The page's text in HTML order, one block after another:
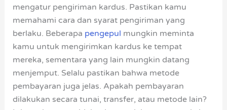
mengatur pengiriman kardus. Pastikan kamu
memahami cara dan syarat pengiriman yang
berlaku. Beberapa pengepul mungkin meminta
kamu untuk mengirimkan kardus ke tempat
mereka, sementara yang lain mungkin datang
menjemput. Selalu pastikan bahwa metode
pembayaran juga jelas. Apakah pembayaran
dilakukan secara tunai, transfer, atau metode lain?